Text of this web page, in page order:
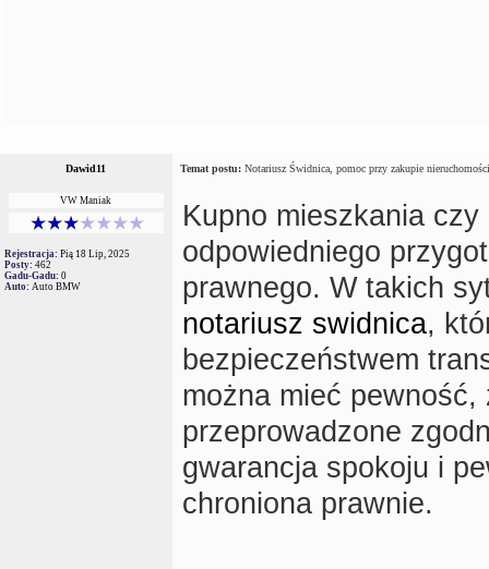
Dawid11 Temat postu: Notariusz Świdnica, pomoc przy zakupie nieruchomości
VW Maniak
Rejestracja: Pią 18 Lip, 2025
Posty: 462
Gadu-Gadu: 0
Auto: Auto BMW
Kupno mieszkania
odpowiedniego
prawnego. W takich
notariusz swidnica,
bezpieczeństwem
można mieć
przeprowadzone
gwarancja spokoju i
chroniona prawnie.